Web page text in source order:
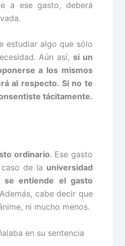
a ese gasto, deberá
estudiar algo que sólo
Aún así, si un
a los mismos
al respecto. Si no te
tácitamente.
ordinario. Ese gasto
de la universidad
entiende el gasto
cabe decir que
ni mucho menos.
en su sentencia